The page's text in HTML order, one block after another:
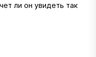
ли он увидеть так